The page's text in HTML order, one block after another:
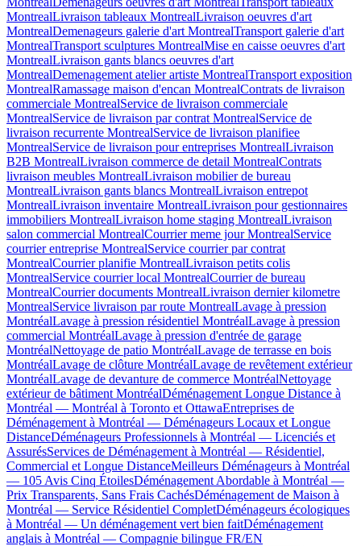
MontrealLivraison tableaux MontrealLivraison oeuvres d'art
MontrealDemenageurs galerie d'art MontrealTransport galerie d'art
MontrealTransport sculptures MontrealMise en caisse oeuvres d'art
MontrealLivraison gants blancs oeuvres d'art
MontrealDemenagement atelier artiste MontrealTransport exposition
MontrealRamassage maison d'encan MontrealContrats de livraison
commerciale MontrealService de livraison commerciale
MontrealService de livraison par contrat MontrealService de
livraison recurrente MontrealService de livraison planifiee
MontrealService de livraison pour entreprises MontrealLivraison
B2B MontrealLivraison commerce de detail MontrealContrats
livraison meubles MontrealLivraison mobilier de bureau
MontrealLivraison gants blancs MontrealLivraison entrepot
MontrealLivraison inventaire MontrealLivraison pour gestionnaires
immobiliers MontrealLivraison home staging MontrealLivraison
salon commercial MontrealCourrier meme jour MontrealService
courrier entreprise MontrealService courrier par contrat
MontrealCourrier planifie MontrealLivraison petits colis
MontrealService courrier local MontrealCourrier de bureau
MontrealCourrier documents MontrealLivraison dernier kilometre
MontrealService livraison par route MontrealLavage à pression
MontréalLavage à pression résidentiel MontréalLavage à pression
commercial MontréalLavage à pression d'entrée de garage
MontréalNettoyage de patio MontréalLavage de terrasse en bois
MontréalLavage de clôture MontréalLavage de revêtement extérieur
MontréalLavage de devanture de commerce MontréalNettoyage
extérieur de bâtiment MontréalDéménagement Longue Distance à
Montréal — Montréal à Toronto et OttawaEntreprises de
Déménagement à Montréal — Déménageurs Locaux et Longue
DistanceDéménageurs Professionnels à Montréal — Licenciés et
AssurésServices de Déménagement à Montréal — Résidentiel,
Commercial et Longue DistanceMeilleurs Déménageurs à Montréal
— 105 Avis Cinq ÉtoilesDéménagement Abordable à Montréal —
Prix Transparents, Sans Frais CachésDéménagement de Maison à
Montréal — Service Résidentiel CompletDéménageurs écologiques
à Montréal — Un déménagement vert bien faitDéménagement
anglais à Montréal — Compagnie bilingue FR/EN